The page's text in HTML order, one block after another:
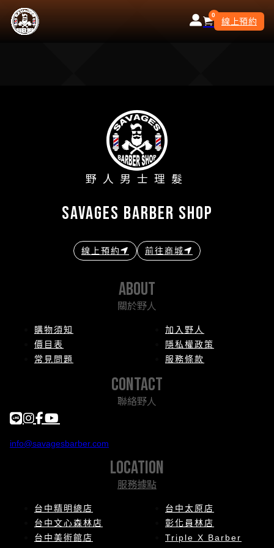
0
線上預約
野人男士理髮
savages barber shop
線上預約 前往商城
about
關於野人
購物須知
價目表
常見問題
加入野人
隱私權政策
服務條款
contact
聯絡野人
info@savagesbarber.com
location
服務據點
台中精明總店
台中文心森林店
台中美術館店
台中太原店
彰化員林店
Triple X Barber